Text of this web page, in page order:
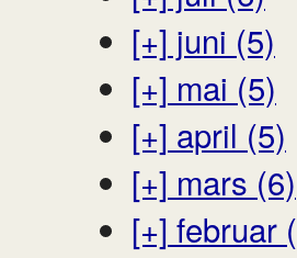
[+] juni (5)
[+] mai (5)
[+] april (5)
[+] mars (6)
[+] februar